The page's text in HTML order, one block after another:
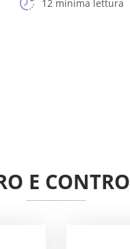
12 minima lettura
E CONTRO